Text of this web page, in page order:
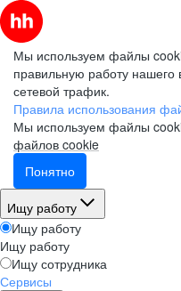
Мы используем файлы
правильную работу нашего
сетевой трафик.
Правила использования
Мы используем файлы
файлов cookie
Понятно
Ищу работу
Ищу работу
Ищу работу
Ищу сотрудника
Сервисы